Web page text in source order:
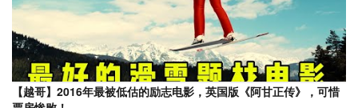
【越哥】2016年最被低估的励志电影，英国版《阿甘正传》，可惜